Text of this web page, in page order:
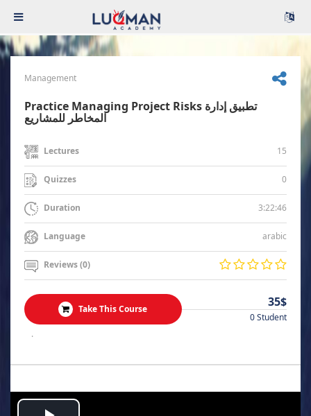
Management
Practice Managing Project Risks تطبيق إدارة
المخاطر للمشاريع
Lectures 15
Quizzes 0
Duration 3:22:46
Language arabic
Reviews (0)
Take This Course 35$
0 Student
.